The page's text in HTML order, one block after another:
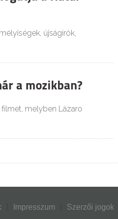
újságírók,
a mozikban?
melyben Lázaro
Impresszum Szerzői jogok